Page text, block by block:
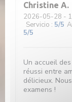
Christine A
2026-05-28 -
Servicio : 5/5
5/5
Un accueil
réussi entre
délicieux.
examens !